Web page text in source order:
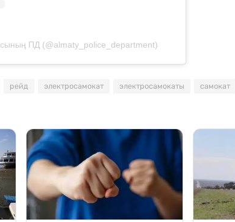
ПД (@almaty_police_department)
рейд электросамокат электросамокаты самокат